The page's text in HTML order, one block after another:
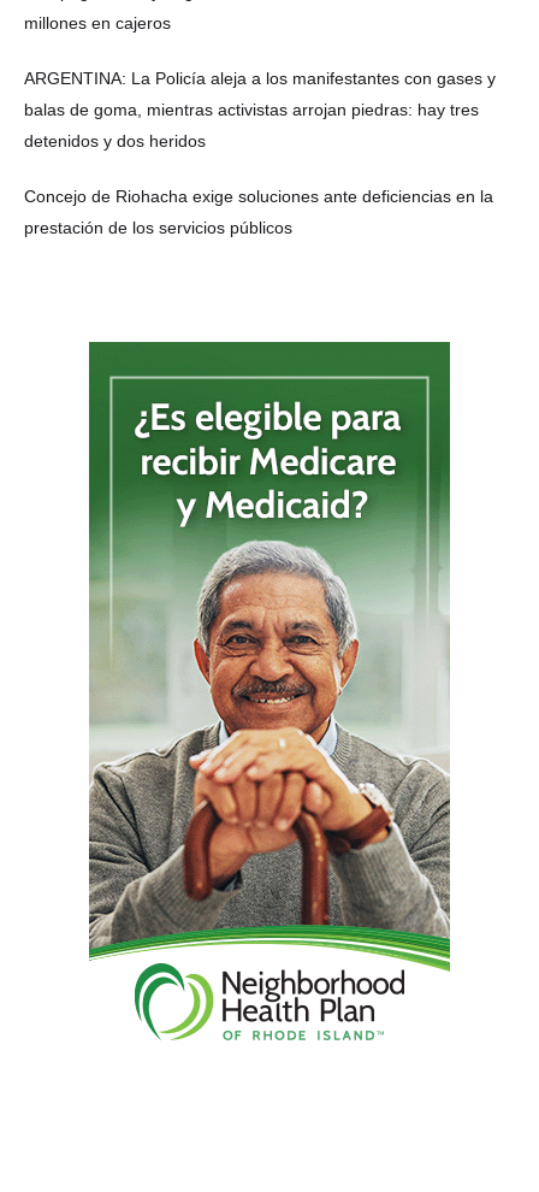
millones en cajeros
ARGENTINA: La Policía aleja a los manifestantes con gases y
balas de goma, mientras activistas arrojan piedras: hay tres
detenidos y dos heridos
Concejo de Riohacha exige soluciones ante deficiencias en la
prestación de los servicios públicos